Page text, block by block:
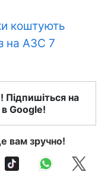
коштують
на АЗС 7
Підпишіться на
Google!
вам зручно!